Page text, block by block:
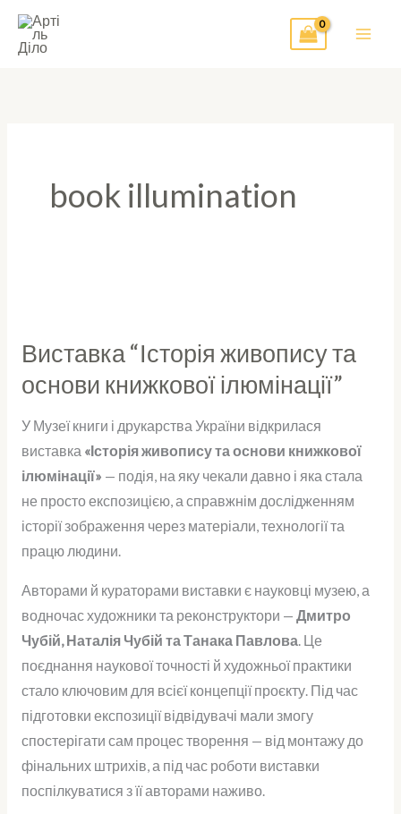
Перейти
book illumination
Виставка “Історія живопису та
основи книжкової ілюмінації”
У Музеї книги і друкарства України відкрилася
виставка «Історія живопису та основи книжкової
ілюмінації» — подія, на яку чекали давно і яка стала
не просто експозицією, а справжнім дослідженням
історії зображення через матеріали, технології та
працю людини.
Авторами й кураторами виставки є науковці музею, а
водночас художники та реконструктори — Дмитро
Чубій, Наталія Чубій та Танака Павлова . Це
поєднання наукової точності й художньої практики
стало ключовим для всієї концепції проєкту. Під час
підготовки експозиції відвідувачі мали змогу
спостерігати сам процес творення — від монтажу до
фінальних штрихів, а під час роботи виставки
поспілкуватися з її авторами наживо.
живопису
та
книжкової
ілюмінації”